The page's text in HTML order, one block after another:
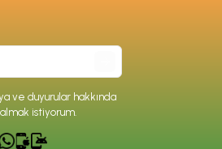
ve duyurular hakkında
istiyorum.